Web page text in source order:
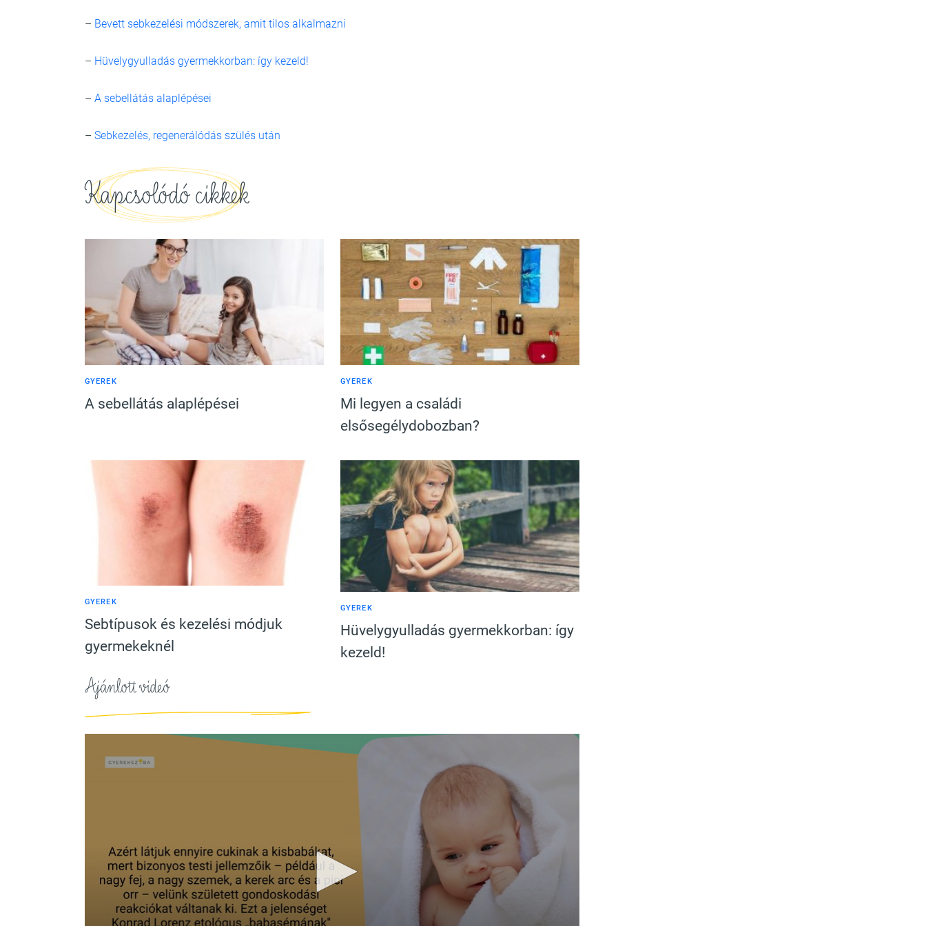
– Bevett sebkezelési módszerek, amit tilos alkalmazni
– Hüvelygyulladás gyermekkorban: így kezeld!
– A sebellátás alaplépései
– Sebkezelés, regenerálódás szülés után
Kapcsolódó cikkek
GYEREK
A sebellátás alaplépései
GYEREK
Mi legyen a családi
elsősegélydobozban?
GYEREK
Sebtípusok és kezelési módjuk
gyermekeknél
GYEREK
Hüvelygyulladás gyermekkorban: így
kezeld!
Ajánlott videó